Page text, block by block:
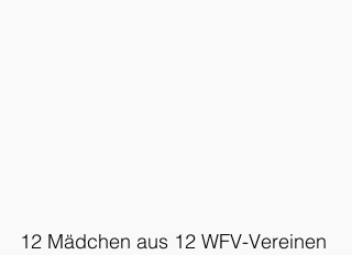
12 Mädchen aus 12 WFV-Vereinen